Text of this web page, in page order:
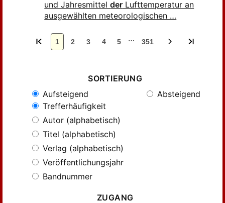
und Jahresmittelder Lufttemperatur an
ausgewählten meteorologischen …
1 2 3 4 5 … 351
SORTIERUNG
Aufsteigend
Absteigend
Trefferhäufigkeit
Autor (alphabetisch)
Titel (alphabetisch)
Verlag (alphabetisch)
Veröffentlichungsjahr
Bandnummer
ZUGANG